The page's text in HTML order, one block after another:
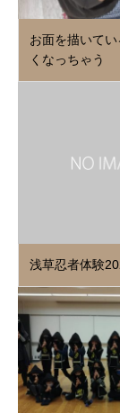
お面を描いて
くなっちゃう
浅草忍者体験